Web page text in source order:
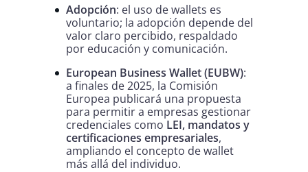
Adopción: el uso de wallets es
voluntario; la adopción depende del
valor claro percibido, respaldado
por educación y comunicación.
European Business Wallet (EUBW):
a finales de 2025, la Comisión
Europea publicará una propuesta
para permitir a empresas gestionar
credenciales como LEI, mandatos y
certificaciones empresariales,
ampliando el concepto de wallet
más allá del individuo.